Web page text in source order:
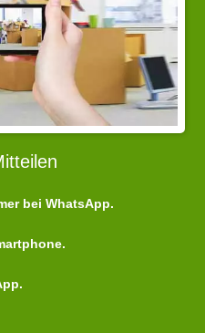
bei WhatsApp.